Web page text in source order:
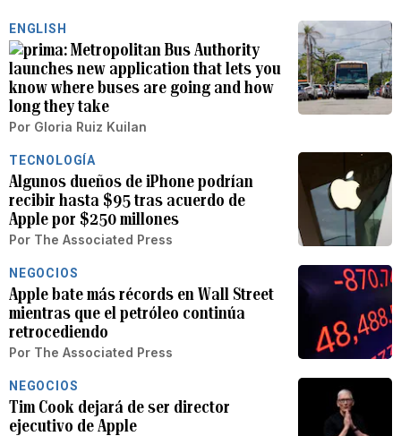
ENGLISH
Metropolitan Bus Authority
launches new application that lets you
know where buses are going and how
long they take
Por Gloria Ruiz Kuilan
TECNOLOGÍA
Algunos dueños de iPhone podrían
recibir hasta $95 tras acuerdo de
Apple por $250 millones
Por The Associated Press
NEGOCIOS
Apple bate más récords en Wall Street
mientras que el petróleo continúa
retrocediendo
Por The Associated Press
NEGOCIOS
Tim Cook dejará de ser director
ejecutivo de Apple